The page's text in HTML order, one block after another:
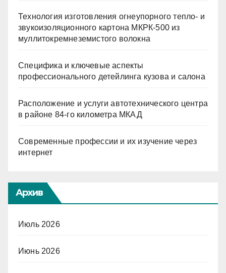
Технология изготовления огнеупорного тепло- и
звукоизоляционного картона МКРК-500 из
муллитокремнеземистого волокна
Специфика и ключевые аспекты
профессионального детейлинга кузова и салона
Расположение и услуги автотехнического центра
в районе 84-го километра МКАД
Современные профессии и их изучение через
интернет
Архив
Июль 2026
Июнь 2026